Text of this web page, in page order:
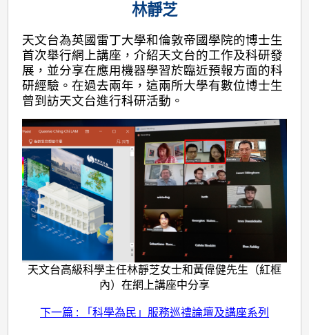
享
天
文
台
的
科
研
發
展
林靜芝
天文台為英國雷丁大學和倫敦帝國學院的博士生
首次舉行網上講座，介紹天文台的工作及科研發
展，並分享在應用機器學習於臨近預報方面的科
研經驗。在過去兩年，這兩所大學有數位博士生
曾到訪天文台進行科研活動。
天文台高級科學主任林靜芝女士和黃偉健先生（紅框
內）在網上講座中分享
下一篇 : 「科學為民」服務巡禮論壇及講座系列